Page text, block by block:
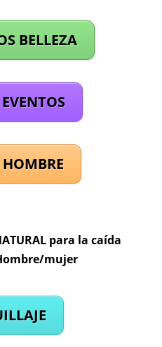
BELLEZA
HOMBRE
para la caída
mujer